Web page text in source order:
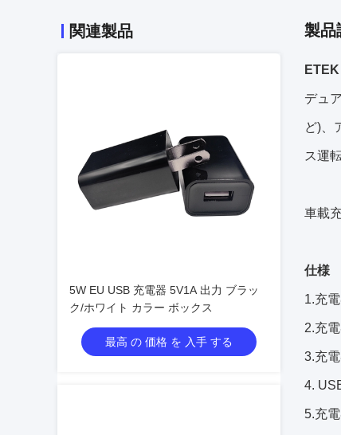
関連製品
5W EU USB 充電器 5V1A 出力 ブラッ
ク/ホワイト カラー ボックス
最高 の 価格 を 入手 する
製品
デュ
ど)、
ス運
車載
仕様
1.充
2.充
3.充
4.
5.充